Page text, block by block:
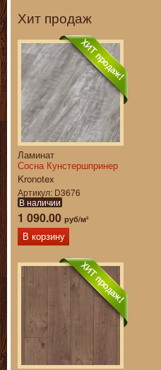
Хит продаж
Ламинат
Сосна Кунстершпринер
Kronotex
Артикул D3676
В наличии
1 090.00 руб/м²
В корзину